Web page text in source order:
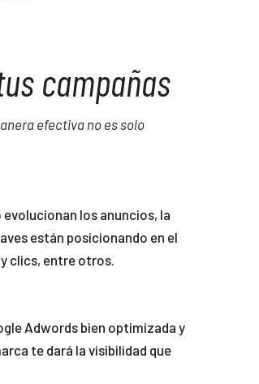
campañas
efectiva no es solo
los anuncios, la
están posicionando en el
clics, entre otros.
Adwords bien optimizada y
te dará la visibilidad que